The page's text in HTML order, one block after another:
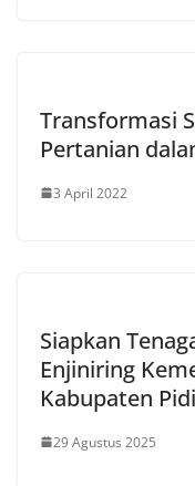
Transformasi
Pertanian
3 April 2022
Siapkan
Enjiniring
Kabupaten
29 Agustus 2025